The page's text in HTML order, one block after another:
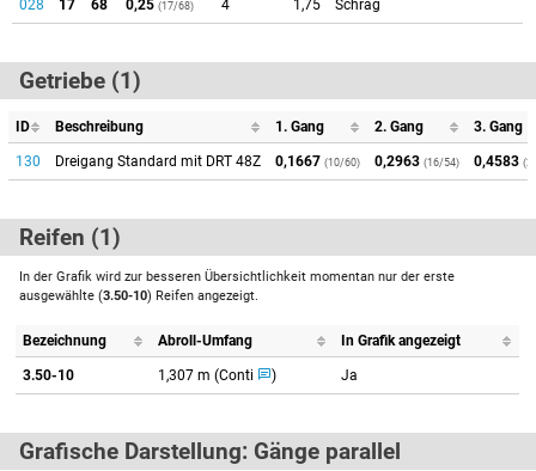
028 17 68 0,25 (17/68) 4 1,75 Schräg
Getriebe (1)
ID Beschreibung 1. Gang 2. Gang 3. Gang
130 Dreigang Standard mit DRT 48Z 0,1667 (10/60) 0,2963 (16/54) 0,4583
Reifen (1)
In der Grafik wird zur besseren Übersichtlichkeit momentan nur der erste
ausgewählte (3.50-10) Reifen angezeigt.
Bezeichnung Abroll-Umfang In Grafik angezeigt
3.50-10 1,307 m (Conti ) Ja
Grafische Darstellung: Gänge parallel